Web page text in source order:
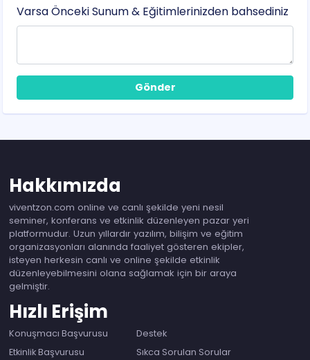
Varsa Önceki Sunum & Eğitimlerinizden bahsediniz
Gönder
Hakkımızda
viventzon.com online ve canlı şekilde yeni nesil
seminer, konferans ve etkinlik düzenleyen pazar yeri
platformudur. Uzun yıllardır yazılım, bilişim ve eğitim
organizasyonları alanında faaliyet gösteren ekipler,
isteyen herkesin canlı ve online şekilde etkinlik
düzenleyebilmesini olana sağlamak için bir araya
gelmiştir.
Hızlı Erişim
Konuşmacı Başvurusu
Etkinlik Başvurusu
Destek
Sıkca Sorulan Sorular